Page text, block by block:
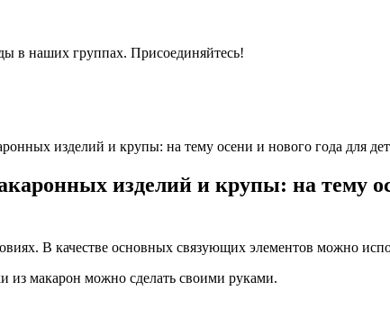
в наших группах. Присоединяйтесь!
изделий и крупы: на тему осени и нового года для
изделий и крупы: на тему
В качестве основных связующих элементов можно
из макарон можно сделать своими руками.